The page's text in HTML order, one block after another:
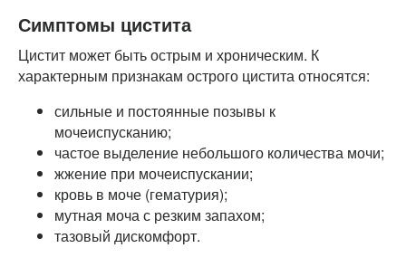
Симптомы цистита
Цистит может быть острым и хроническим. К
характерным признакам острого цистита относятся:
сильные и постоянные позывы к
мочеиспусканию;
частое выделение небольшого количества мочи;
жжение при мочеиспускании;
кровь в моче (гематурия);
мутная моча с резким запахом;
тазовый дискомфорт.